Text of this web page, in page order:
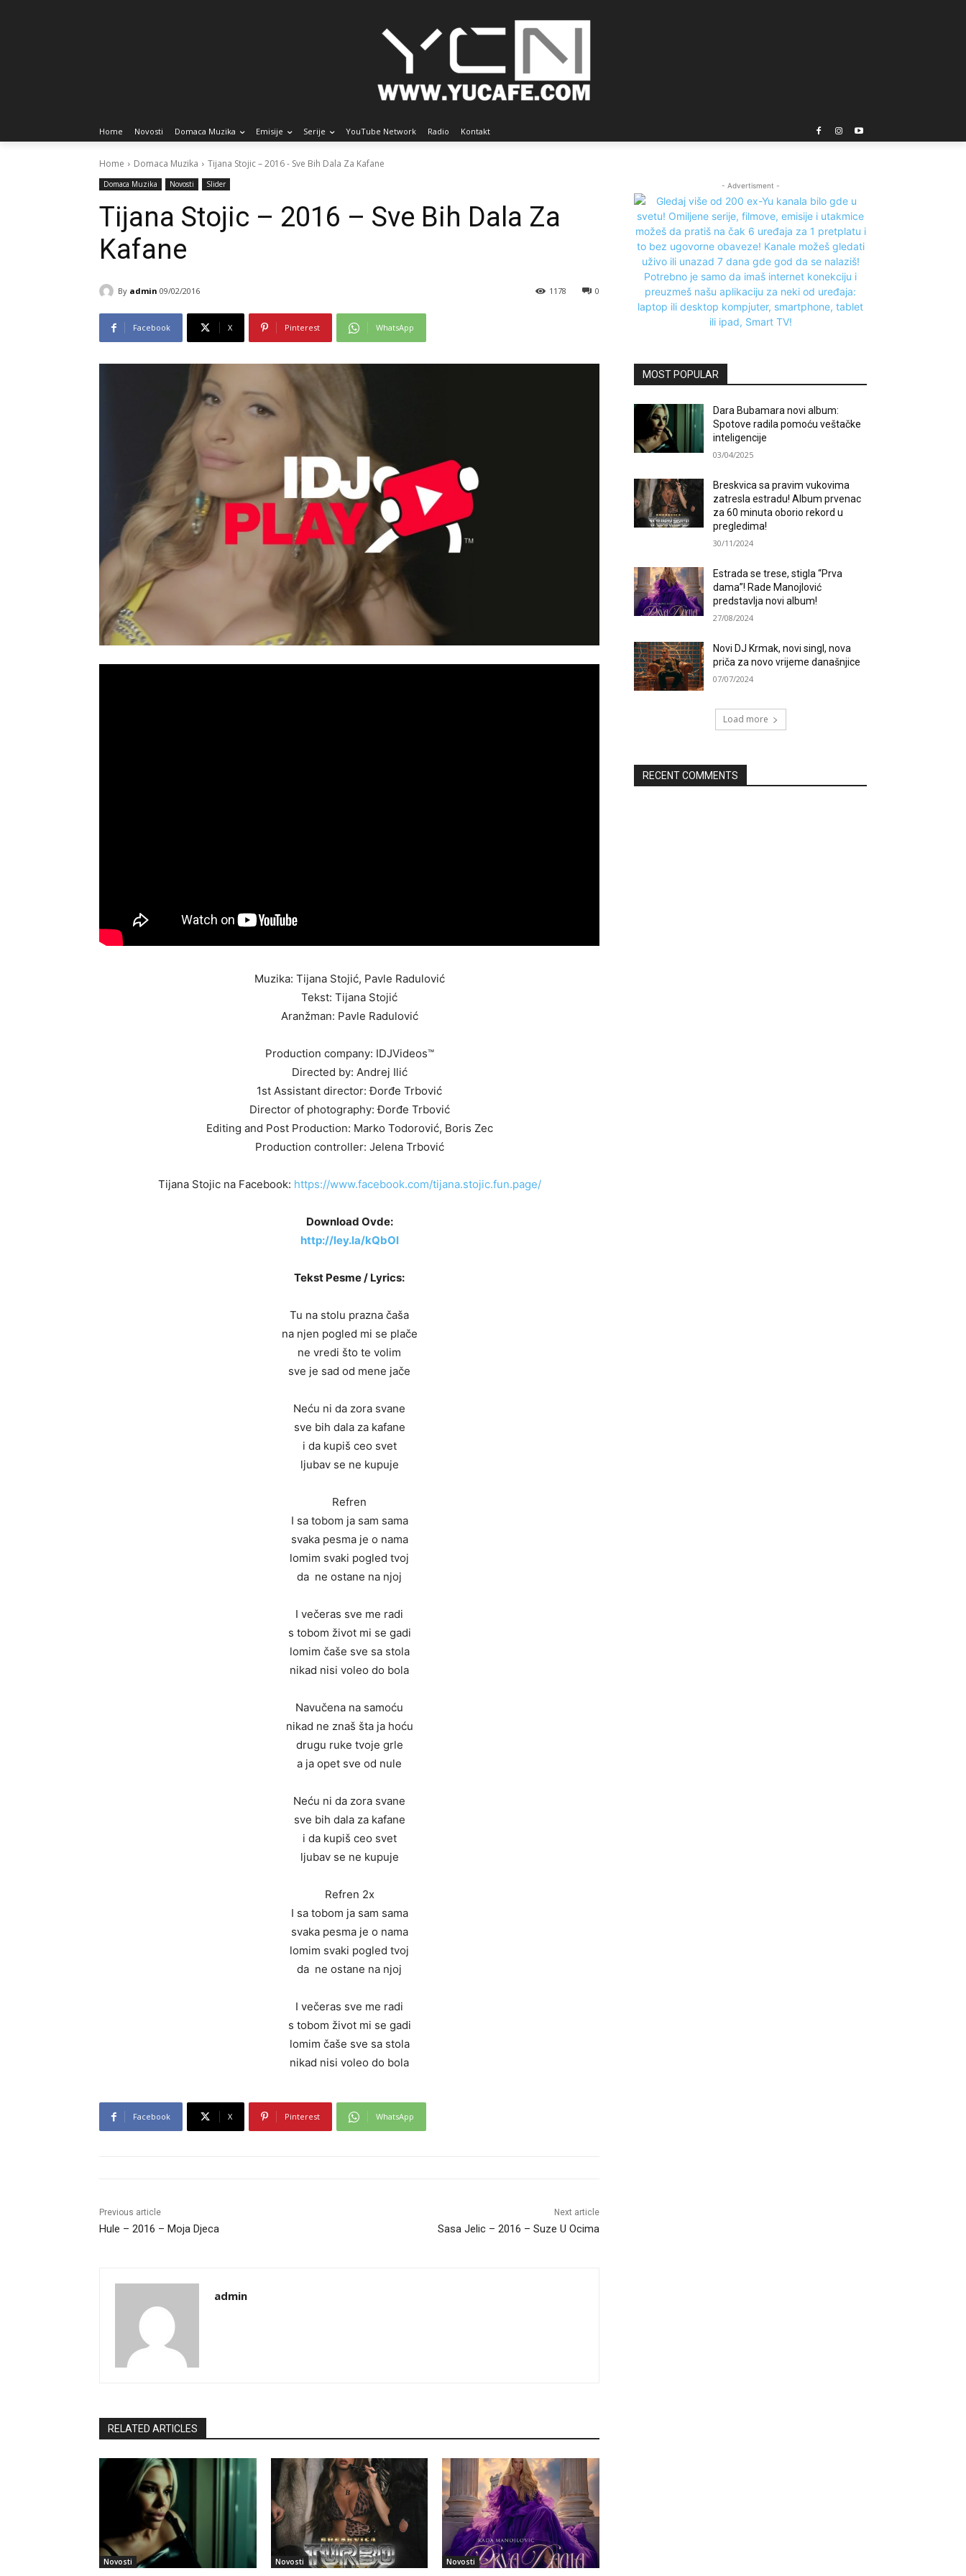
Home Novosti Domaca Muzika Emisije Serije YouTube Network Radio Kontakt
Home Domaca Muzika Tijana Stojic – 2016 - Sve Bih Dala Za Kafane
Domaca Muzika Novosti Slider
Tijana Stojic – 2016 – Sve Bih Dala Za
Kafane
By admin 09/02/2016 0
1178
Facebook X Pinterest WhatsApp
Muzika: Tijana Stojić, Pavle Radulović
Tekst: Tijana Stojić
Aranžman: Pavle Radulović
Production company: IDJVideos™
Directed by: Andrej Ilić
1st Assistant director: Đorđe Trbović
Director of photography: Đorđe Trbović
Editing and Post Production: Marko Todorović, Boris Zec
Production controller: Jelena Trbović
Tijana Stojic na Facebook: https://www.facebook.com/tijana.stojic.fun.page/
Download Ovde:
http://ley.la/kQbOl
Tekst Pesme / Lyrics:
Tu na stolu prazna čaša
na njen pogled mi se plače
ne vredi što te volim
sve je sad od mene jače
Neću ni da zora svane
sve bih dala za kafane
i da kupiš ceo svet
ljubav se ne kupuje
Refren
I sa tobom ja sam sama
svaka pesma je o nama
lomim svaki pogled tvoj
da ne ostane na njoj
I večeras sve me radi
s tobom život mi se gadi
lomim čaše sve sa stola
nikad nisi voleo do bola
Navučena na samoću
nikad ne znaš šta ja hoću
drugu ruke tvoje grle
a ja opet sve od nule
Neću ni da zora svane
sve bih dala za kafane
i da kupiš ceo svet
ljubav se ne kupuje
Refren 2x
I sa tobom ja sam sama
svaka pesma je o nama
lomim svaki pogled tvoj
da ne ostane na njoj
I večeras sve me radi
s tobom život mi se gadi
lomim čaše sve sa stola
nikad nisi voleo do bola
Facebook X Pinterest WhatsApp
Previous article
Hule – 2016 – Moja Djeca
Next article
Sasa Jelic – 2016 – Suze U Ocima
admin
RELATED ARTICLES
Novosti Novosti Novosti
- Advertisment -
MOST POPULAR
Dara Bubamara novi album:
Spotove radila pomoću veštačke
inteligencije
03/04/2025
Breskvica sa pravim vukovima
zatresla estradu! Album prvenac
za 60 minuta oborio rekord u
pregledima!
30/11/2024
Estrada se trese, stigla “Prva
dama”! Rade Manojlović
predstavlja novi album!
27/08/2024
Novi DJ Krmak, novi singl, nova
priča za novo vrijeme današnjice
07/07/2024
Load more
RECENT COMMENTS